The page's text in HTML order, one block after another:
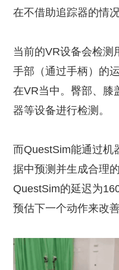
在不借助追踪器的情
当前的VR设备会检测
手部（通过手柄）的
在VR当中。臀部、膝
器等设备进行检测。
而QuestSim能通过机
据中预测并生成合理
QuestSim的延迟为
预估下一个动作来改